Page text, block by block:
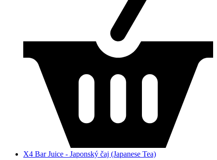
X4 Bar Juice - Japonský čaj (Japanese Tea)